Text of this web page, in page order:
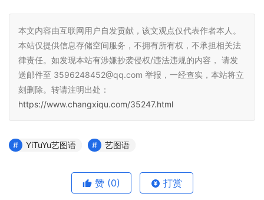
本文内容由互联网用户自发贡献，该文观点仅代表作者本人。
本站仅提供信息存储空间服务，不拥有所有权，不承担相关法
律责任。如发现本站有涉嫌抄袭侵权/违法违规的内容， 请发
送邮件至 3596248452@qq.com 举报，一经查实，本站将立
刻删除。转请注明出处：
https://www.changxiqu.com/35247.html
YiTuYu艺图语 艺图语
赞 (0) 打赏